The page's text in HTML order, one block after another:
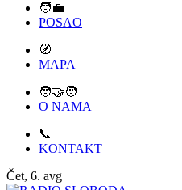
🧑‍💼
POSAO
🧭
MAPA
🧑‍🤝‍🧑
O NAMA
📞
KONTAKT
Čet, 6. avg